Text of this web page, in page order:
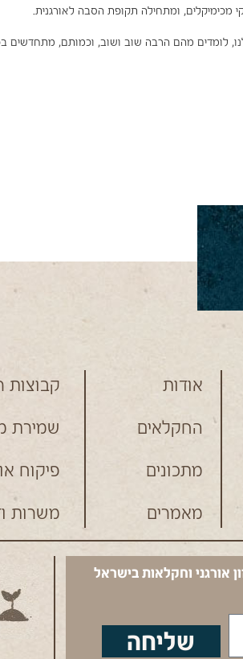
מכימיקלים, ומתחילה תקופת הסבה לאורגנית.
לומדים מהם הרבה שוב ושוב, וכמותם, מתחדשים
אודות
החקלאים
מתכונים
מאמרים
קבוצות
שמירת
פיקוח
משרות
אורגני וחקלאות בישראל
שליחה